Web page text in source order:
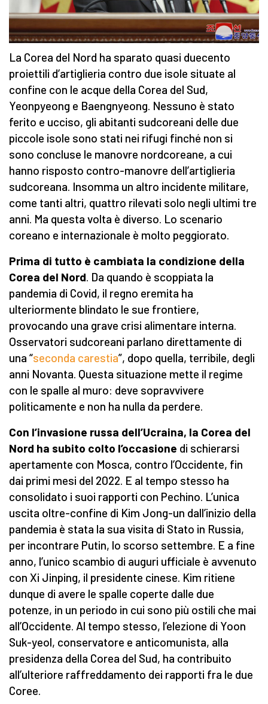
La Corea del Nord ha sparato quasi duecento
proiettili d’artiglieria contro due isole situate al
confine con le acque della Corea del Sud,
Yeonpyeong e Baengnyeong. Nessuno è stato
ferito e ucciso, gli abitanti sudcoreani delle due
piccole isole sono stati nei rifugi finché non si
sono concluse le manovre nordcoreane, a cui
hanno risposto contro-manovre dell’artiglieria
sudcoreana. Insomma un altro incidente militare,
come tanti altri, quattro rilevati solo negli ultimi tre
anni. Ma questa volta è diverso. Lo scenario
coreano e internazionale è molto peggiorato.
Prima di tutto è cambiata la condizione della
Corea del Nord. Da quando è scoppiata la
pandemia di Covid, il regno eremita ha
ulteriormente blindato le sue frontiere,
provocando una grave crisi alimentare interna.
Osservatori sudcoreani parlano direttamente di
una “seconda carestia”, dopo quella, terribile, degli
anni Novanta. Questa situazione mette il regime
con le spalle al muro: deve sopravvivere
politicamente e non ha nulla da perdere.
Con l’invasione russa dell’Ucraina, la Corea del
Nord ha subito colto l’occasione di schierarsi
apertamente con Mosca, contro l’Occidente, fin
dai primi mesi del 2022. E al tempo stesso ha
consolidato i suoi rapporti con Pechino. L’unica
uscita oltre-confine di Kim Jong-un dall’inizio della
pandemia è stata la sua visita di Stato in Russia,
per incontrare Putin, lo scorso settembre. E a fine
anno, l’unico scambio di auguri ufficiale è avvenuto
con Xi Jinping, il presidente cinese. Kim ritiene
dunque di avere le spalle coperte dalle due
potenze, in un periodo in cui sono più ostili che mai
all’Occidente. Al tempo stesso, l’elezione di Yoon
Suk-yeol, conservatore e anticomunista, alla
presidenza della Corea del Sud, ha contribuito
all’ulteriore raffreddamento dei rapporti fra le due
Coree.